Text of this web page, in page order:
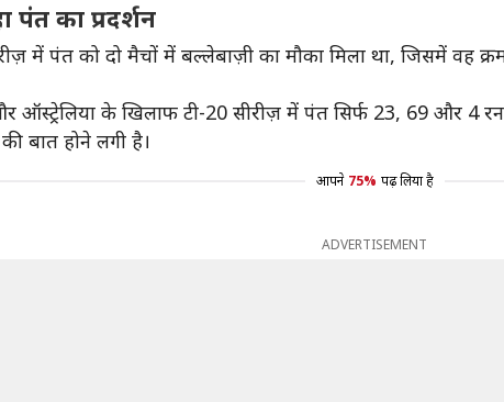
पंत का प्रदर्शन
में पंत को दो मैचों में बल्लेबाज़ी का मौका मिला था, जिसमें वह
ऑस्ट्रेलिया के खिलाफ टी-20 सीरीज़ में पंत सिर्फ 23, 69 और 4
बात होने लगी है।
आपने 75% पढ़ लिया है
ADVERTISEMENT